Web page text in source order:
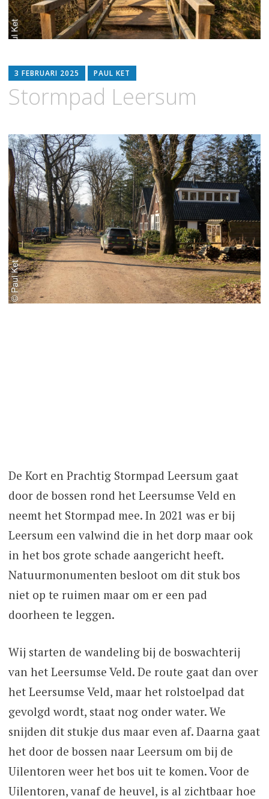
3 FEBRUARI 2025 PAUL KET
Stormpad Leersum
De Kort en Prachtig Stormpad Leersum gaat
door de bossen rond het Leersumse Veld en
neemt het Stormpad mee. In 2021 was er bij
Leersum een valwind die in het dorp maar ook
in het bos grote schade aangericht heeft.
Natuurmonumenten besloot om dit stuk bos
niet op te ruimen maar om er een pad
doorheen te leggen.
Wij starten de wandeling bij de boswachterij
van het Leersumse Veld. De route gaat dan over
het Leersumse Veld, maar het rolstoelpad dat
gevolgd wordt, staat nog onder water. We
snijden dit stukje dus maar even af. Daarna gaat
het door de bossen naar Leersum om bij de
Uilentoren weer het bos uit te komen. Voor de
Uilentoren, vanaf de heuvel, is al zichtbaar hoe